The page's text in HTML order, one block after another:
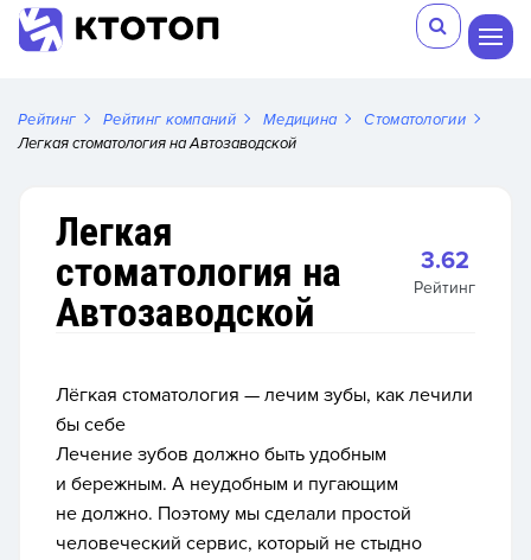
Рейтинг Рейтинг компаний Медицина
Стоматологии
Легкая стоматология на Автозаводской
Легкая
стоматология на
Автозаводской
3.62
Рейтинг
Лёгкая стоматология — лечим зубы, как лечили
бы себе
Лечение зубов должно быть удобным
и бережным. А неудобным и пугающим
не должно. Поэтому мы сделали простой
человеческий сервис, который не стыдно